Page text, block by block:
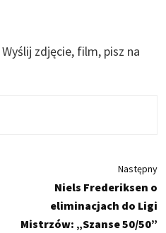
Wyślij zdjęcie, film, pisz na
Następny
Niels Frederiksen o
eliminacjach do Ligi
Mistrzów: „Szanse 50/50”